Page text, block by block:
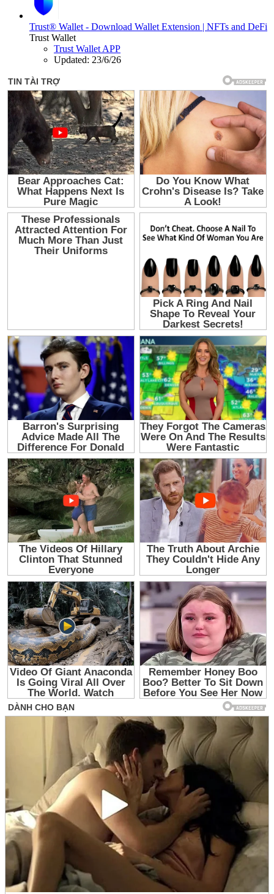
Trust® Wallet - Download Wallet Extension | NFTs and DeFi
Trust Wallet
Trust Wallet APP
Updated: 23/6/26